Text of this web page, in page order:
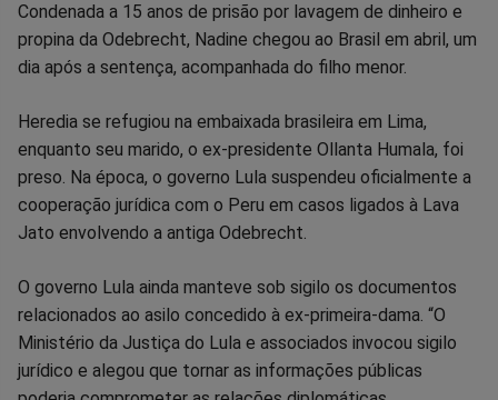
Condenada a 15 anos de prisão por lavagem de dinheiro e
propina da Odebrecht, Nadine chegou ao Brasil em abril, um
dia após a sentença, acompanhada do filho menor.
Heredia se refugiou na embaixada brasileira em Lima,
enquanto seu marido, o ex-presidente Ollanta Humala, foi
preso. Na época, o governo Lula suspendeu oficialmente a
cooperação jurídica com o Peru em casos ligados à Lava
Jato envolvendo a antiga Odebrecht.
O governo Lula ainda manteve sob sigilo os documentos
relacionados ao asilo concedido à ex-primeira-dama. “O
Ministério da Justiça do Lula e associados invocou sigilo
jurídico e alegou que tornar as informações públicas